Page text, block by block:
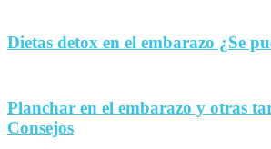
Dietas detox en el embarazo ¿Se
Planchar en el embarazo y otras
Consejos